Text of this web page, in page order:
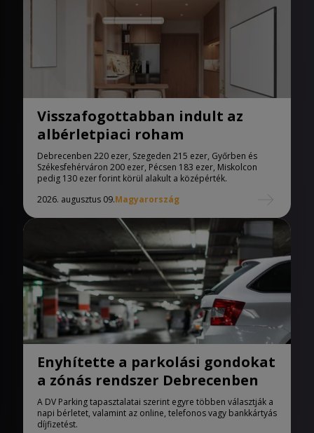
Visszafogottabban indult az
albérletpiaci roham
Debrecenben 220 ezer, Szegeden 215 ezer, Győrben és
Székesfehérváron 200 ezer, Pécsen 183 ezer, Miskolcon
pedig 130 ezer forint körül alakult a középérték.
2026. augusztus 09.Magyarország
Enyhítette a parkolási gondokat
a zónás rendszer Debrecenben
A DV Parking tapasztalatai szerint egyre többen választják a
napi bérletet, valamint az online, telefonos vagy bankkártyás
díjfizetést.